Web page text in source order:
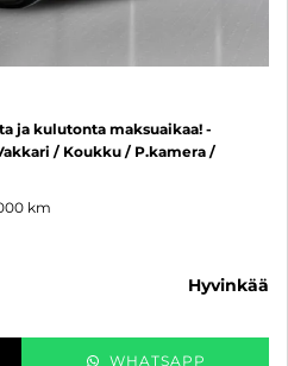
ja kulutonta maksuaikaa! -
/ Koukku / P.kamera /
km
hyvinkää
WHATSAPP